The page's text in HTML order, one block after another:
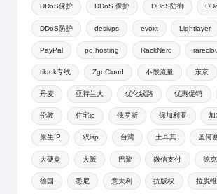
DDoS保护 DDoS 保护 DDoS防御
DDoS防护 desivps evoxt Lightlayer
PayPal pq.hosting RackNerd
tiktok专线 ZgoCloud 不限流量 东京
丹麦 亚特兰大 优化线路 优惠促销
伦敦 住宅ip 俄罗斯 保加利亚 加
原生IP 双isp 台湾 土耳其 圣何
大硬盘 大阪 巴黎 微信支付 德
德国 悉尼 意大利 抗版权 拉脱